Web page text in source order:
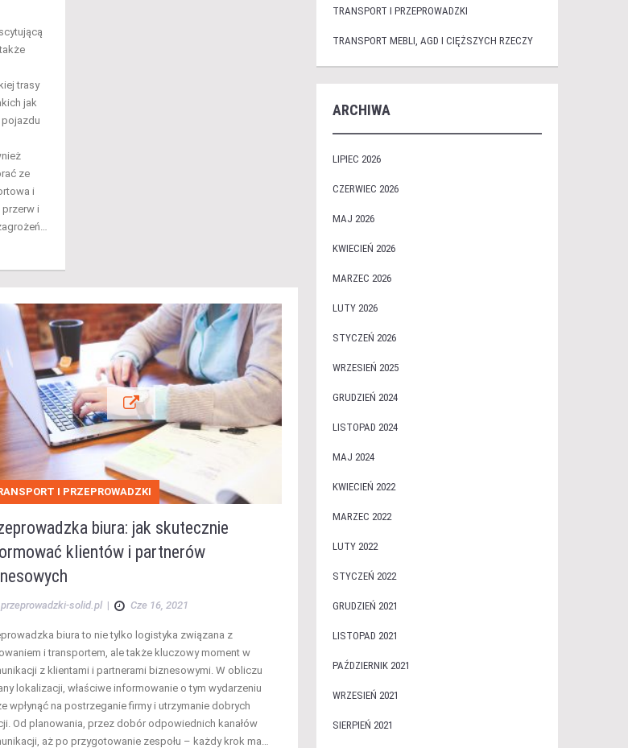
trasy
jak
ze
i
i
I PRZEPROWADZKI
biura: jak skutecznie
klientów i partnerów
przeprowadzki-solid.pl | Cze 16, 2021
biura to nie tylko logistyka związana z
i transportem, ale także kluczowy moment w
z klientami i partnerami biznesowymi. W obliczu
lokalizacji, właściwe informowanie o tym wydarzeniu
wpłynąć na postrzeganie firmy i utrzymanie dobrych
Od planowania, przez dobór odpowiednich kanałów
aż po przygotowanie zespołu – każdy krok ma…
TRANSPORT I PRZEPROWADZKI
TRANSPORT MEBLI, AGD I CIĘŻSZYCH RZECZY
ARCHIWA
LIPIEC 2026
CZERWIEC 2026
MAJ 2026
KWIECIEŃ 2026
MARZEC 2026
LUTY 2026
STYCZEŃ 2026
WRZESIEŃ 2025
GRUDZIEŃ 2024
LISTOPAD 2024
MAJ 2024
KWIECIEŃ 2022
MARZEC 2022
LUTY 2022
STYCZEŃ 2022
GRUDZIEŃ 2021
LISTOPAD 2021
PAŹDZIERNIK 2021
WRZESIEŃ 2021
SIERPIEŃ 2021